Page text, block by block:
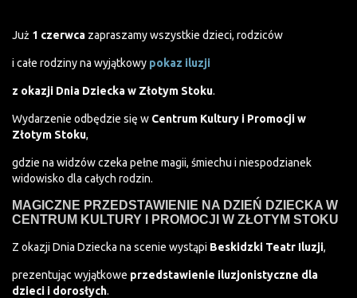
Już 1 czerwca zapraszamy wszystkie dzieci, rodziców
i całe rodziny na wyjątkowy pokaz iluzji
z okazji Dnia Dziecka w Złotym Stoku.
Wydarzenie odbędzie się w Centrum Kultury i Promocji w
Złotym Stoku,
gdzie na widzów czeka pełne magii, śmiechu i niespodzianek
widowisko dla całych rodzin.
MAGICZNE PRZEDSTAWIENIE NA DZIEŃ DZIECKA W
CENTRUM KULTURY I PROMOCJI W ZŁOTYM STOKU
Z okazji Dnia Dziecka na scenie wystąpi Beskidzki Teatr Iluzji,
prezentując wyjątkowe przedstawienie iluzjonistyczne dla
dzieci i dorosłych.